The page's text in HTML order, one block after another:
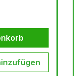
Das
Lochen ist